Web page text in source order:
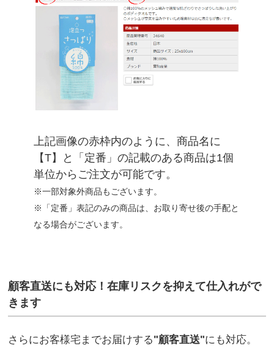
上記画像の赤枠内のように、商品名に
【T】と「定番」の記載のある商品は1個
単位からご注文が可能です。
※一部対象外商品もございます。
※「定番」表記のみの商品は、お取り寄せ後の手配と
なる場合がございます。
顧客直送にも対応！在庫リスクを抑えて仕入れがで
きます
さらにお客様宅までお届けする"顧客直送"にも対応。